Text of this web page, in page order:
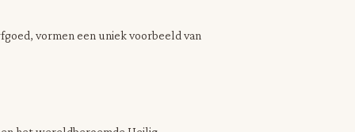
vormen een uniek voorbeeld van